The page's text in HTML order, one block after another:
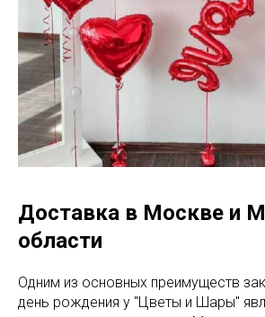
Доставка в Москве и
области
Одним из основных преимуществ
день рождения у "Цветы и Шары"